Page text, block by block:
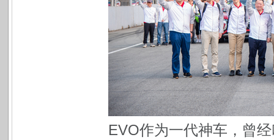
EVO作为一代神车，曾